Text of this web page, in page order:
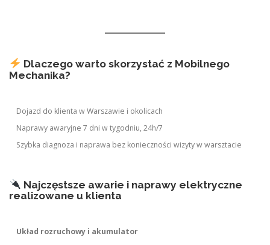
Dlaczego warto skorzystać z Mobilnego
Mechanika?
Dojazd do klienta w Warszawie i okolicach
Naprawy awaryjne 7 dni w tygodniu, 24h/7
Szybka diagnoza i naprawa bez konieczności wizyty w warsztacie
Najczęstsze awarie i naprawy elektryczne
realizowane u klienta
Układ rozruchowy i akumulator